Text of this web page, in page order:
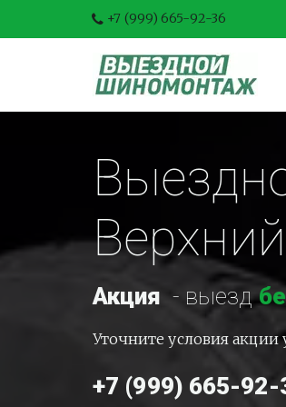
+7 (999) 665-92-36
Акция - выезд
Уточните условия акции
+7 (999) 665-92-